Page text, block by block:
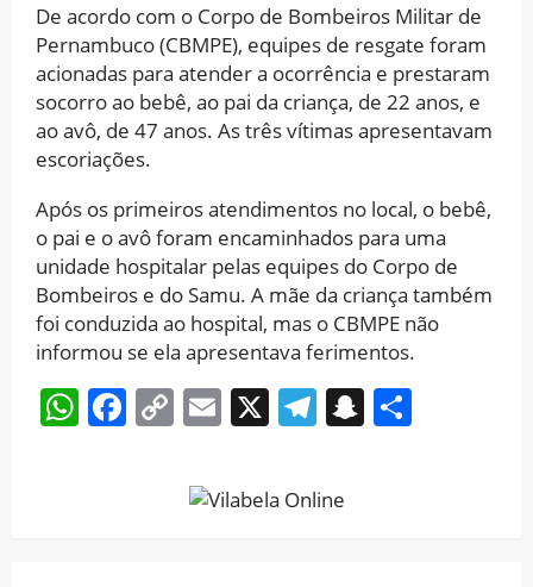
De acordo com o Corpo de Bombeiros Militar de
Pernambuco (CBMPE), equipes de resgate foram
acionadas para atender a ocorrência e prestaram
socorro ao bebê, ao pai da criança, de 22 anos, e
ao avô, de 47 anos. As três vítimas apresentavam
escoriações.
Após os primeiros atendimentos no local, o bebê,
o pai e o avô foram encaminhados para uma
unidade hospitalar pelas equipes do Corpo de
Bombeiros e do Samu. A mãe da criança também
foi conduzida ao hospital, mas o CBMPE não
informou se ela apresentava ferimentos.
WhatsApp
Facebook
CopyEmail
X Telegram
Snapchat